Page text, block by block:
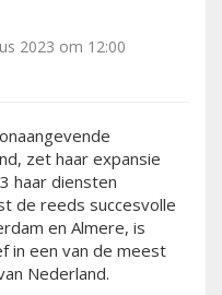
2023 om 12:00
zet haar expansie
haar diensten
de reeds succesvolle
en Almere, is
in een van de meest
Nederland.